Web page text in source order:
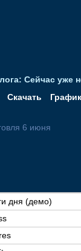
Сейчас уже
Скачать
6 июня
дня (демо)